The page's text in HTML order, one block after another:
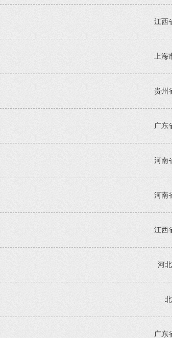
江西
上海
贵州
广东
河南
河南
江西
河
广东